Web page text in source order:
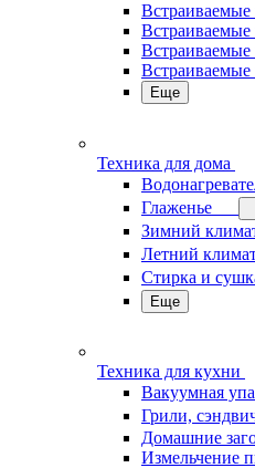
Встраиваемые
Еще
Техника для дома
Глаженье
Зимний
Летний
Стирка и
Еще
Техника для кухни
Вакуумная
Грили,
Домашние
Измельчение